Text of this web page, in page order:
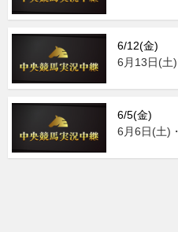
6/12(金)
6月13日(土
6/5(金)
6月6日(土)